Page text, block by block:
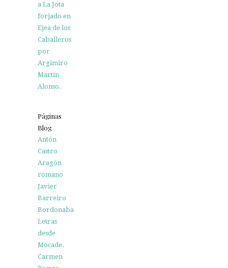
a La Jota
forjado en
Ejea de los
Caballeros
por
Argimiro
Martín
Alonso.
Páginas
Blog
Antón
Castro
Aragón
romano
Javier
Barreiro
Bordonaba
Letras
desde
Mocade.
Carmen